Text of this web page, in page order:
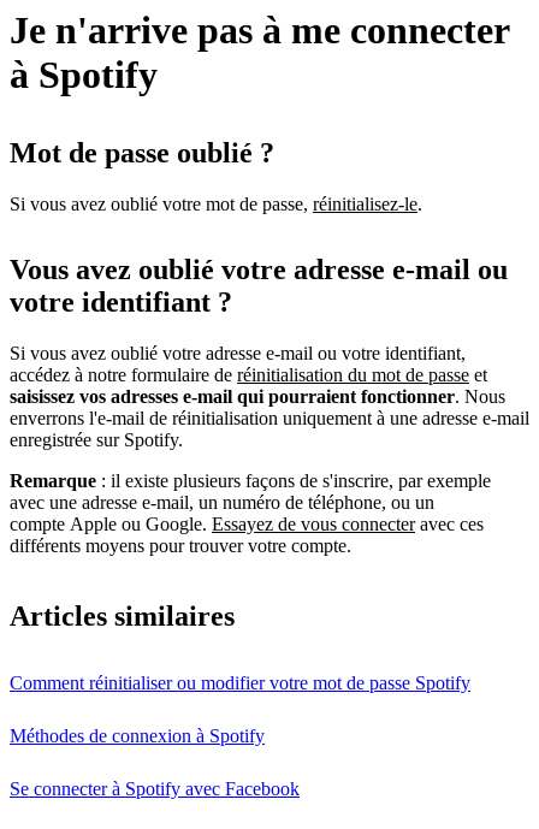
Je n'arrive pas à me connecter
à Spotify
Mot de passe oublié ?
Si vous avez oublié votre mot de passe, réinitialisez-le.
Vous avez oublié votre adresse e-mail ou
votre identifiant ?
Si vous avez oublié votre adresse e-mail ou votre identifiant,
accédez à notre formulaire de réinitialisation du mot de passe et
saisissez vos adresses e-mail qui pourraient fonctionner. Nous
enverrons l'e-mail de réinitialisation uniquement à une adresse e-mail
enregistrée sur Spotify.
Remarque : il existe plusieurs façons de s'inscrire, par exemple
avec une adresse e-mail, un numéro de téléphone, ou un
compte Apple ou Google. Essayez de vous connecteravec ces
différents moyens pour trouver votre compte.
Articles similaires
Comment réinitialiser ou modifier votre mot de passe Spotify
Méthodes de connexion à Spotify
Se connecter à Spotify avec Facebook